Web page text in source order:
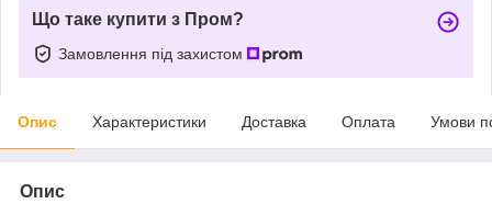
Що таке купити з Пром?
Замовлення під захистом
Опис Характеристики Доставка Оплата Умови
Опис